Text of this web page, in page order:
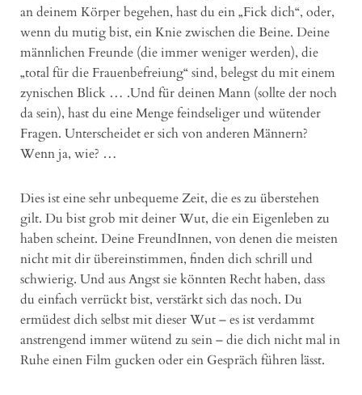
an deinem Körper begehen, hast du ein „Fick dich“, oder,
wenn du mutig bist, ein Knie zwischen die Beine. Deine
männlichen Freunde (die immer weniger werden), die
„total für die Frauenbefreiung“ sind, belegst du mit einem
zynischen Blick … .Und für deinen Mann (sollte der noch
da sein), hast du eine Menge feindseliger und wütender
Fragen. Unterscheidet er sich von anderen Männern?
Wenn ja, wie? …
Dies ist eine sehr unbequeme Zeit, die es zu überstehen
gilt. Du bist grob mit deiner Wut, die ein Eigenleben zu
haben scheint. Deine FreundInnen, von denen die meisten
nicht mit dir übereinstimmen, finden dich schrill und
schwierig. Und aus Angst sie könnten Recht haben, dass
du einfach verrückt bist, verstärkt sich das noch. Du
ermüdest dich selbst mit dieser Wut – es ist verdammt
anstrengend immer wütend zu sein – die dich nicht mal in
Ruhe einen Film gucken oder ein Gespräch führen lässt.